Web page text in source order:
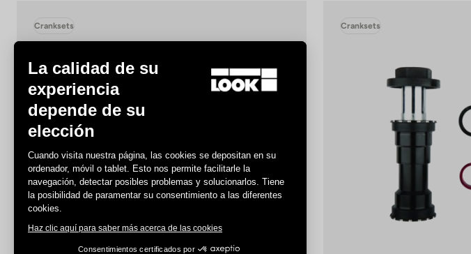
Cranksets Cranksets
La calidad de su
experiencia
depende de su
elección
Cuando visita nuestra página, las cookies se depositan en su
ordenador, móvil o tablet. Esto nos permite facilitarle la
navegación, detectar posibles problemas y solucionarlos. Tiene
la posibilidad de paramentar su consentimiento a las diferentes
cookies.
Haz clic aquí para saber más acerca de las cookies
Consentimientos certificados por